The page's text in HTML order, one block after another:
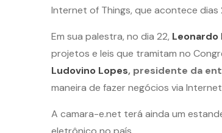
Internet of Things, que acontece dias
Em sua palestra, no dia 22, Leonardo
projetos e leis que tramitam no
Ludovino Lopes, presidente da
maneira de fazer negócios via
A camara-e.net terá ainda um